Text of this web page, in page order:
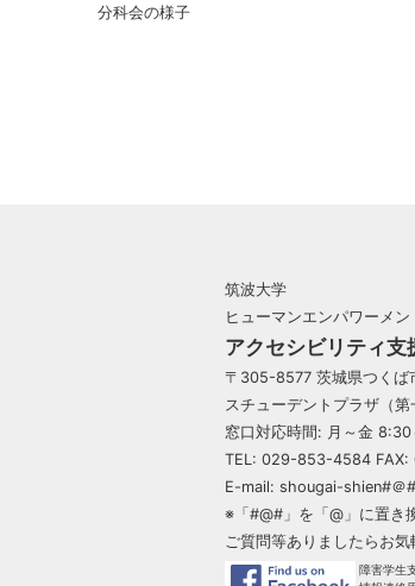
分科会の様子
筑波大学
ヒューマンエンパワーメン
アクセシビリティ支
〒305-8577 茨城県つくば
スチューデントプラザ（
窓口対応時間: 月～金 8:30
TEL: 029-853-4584
E-mail: shougai-shien#＠
※「#@#」を「@」に置き
ご質問等ありましたらお気
障害学生